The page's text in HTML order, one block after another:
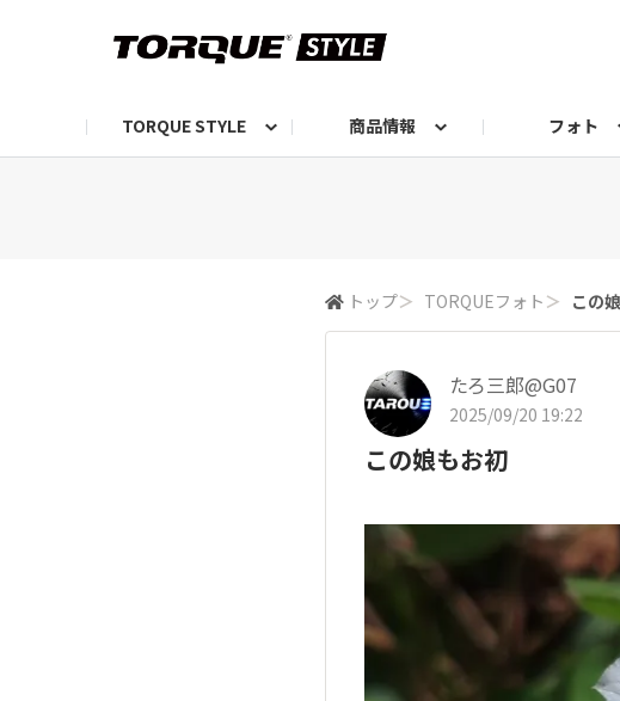
TORQUE STYLE 商品情報 フォト
トップ＞ TORQUEフォト ＞ この
たろ三郎@G07
2025/09/20 19:22
この娘もお初